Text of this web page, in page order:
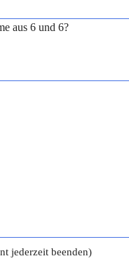
aus 6 und 6?
jederzeit beenden)